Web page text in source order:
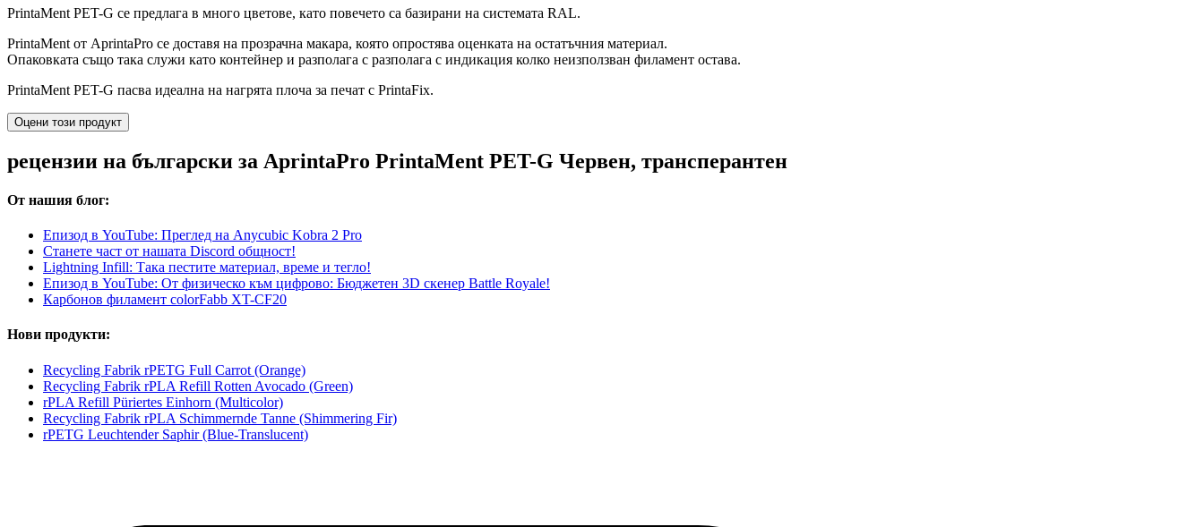
PrintaMent PET-G се предлага в много цветове, като повечето са базирани на системата RAL.
PrintaMent от AprintaPro се доставя на прозрачна макара, която опростява оценката на остатъчния материал.
Опаковката също така служи като контейнер и разполага с разполага с индикация колко неизползван филамент остава.
PrintaMent PET-G пасва идеална на нагрята плоча за печат с PrintaFix.
Оцени този продукт
рецензии на български за AprintaPro PrintaMent PET-G Червен, трансперантен
От нашия блог:
Епизод в YouTube: Преглед на Anycubic Kobra 2 Pro
Станете част от нашата Discord общност!
Lightning Infill: Така пестите материал, време и тегло!
Епизод в YouTube: От физическо към цифрово: Бюджетен 3D скенер Battle Royale!
Карбонов филамент colorFabb XT-CF20
Нови продукти:
Recycling Fabrik rPETG Full Carrot (Orange)
Recycling Fabrik rPLA Refill Rotten Avocado (Green)
rPLA Refill Püriertes Einhorn (Multicolor)
Recycling Fabrik rPLA Schimmernde Tanne (Shimmering Fir)
rPETG Leuchtender Saphir (Blue-Translucent)